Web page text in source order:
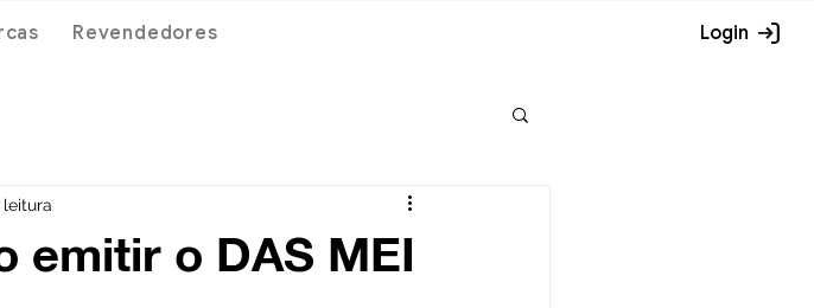
Revendedores Login
emitir o DAS MEI